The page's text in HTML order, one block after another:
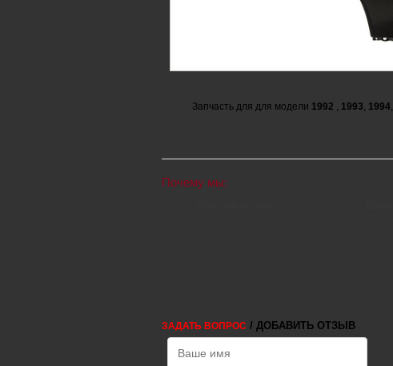
Запчасть для для модели 1992 , 1993, 1994,
Почему мы:
ЗАДАТЬ ВОПРОС / ДОБАВИТЬ ОТЗЫВ